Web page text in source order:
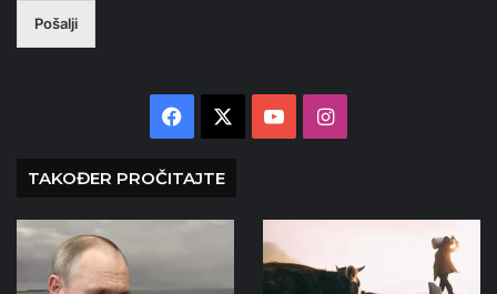
Pošalji
Facebook YouTubeInstagram
TAKOĐER PROČITAJTE